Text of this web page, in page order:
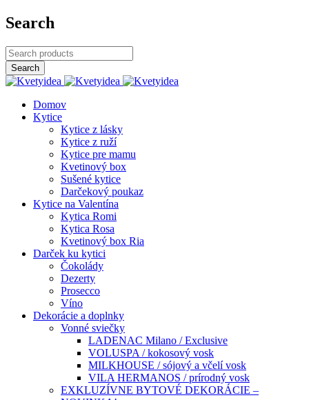
Search
Domov
Kytice
Kytice z lásky
Kytice z ruží
Kytice pre mamu
Kvetinový box
Sušené kytice
Darčekový poukaz
Kytice na Valentína
Kytica Romi
Kytica Rosa
Kvetinový box Ria
Darček ku kytici
Čokolády
Dezerty
Prosecco
Víno
Dekorácie a doplnky
Vonné sviečky
LADENAC Milano / Exclusive
VOLUSPA / kokosový vosk
MILKHOUSE / sójový a včelí vosk
VILA HERMANOS / prírodný vosk
EXKLUZÍVNE BYTOVÉ DEKORÁCIE –